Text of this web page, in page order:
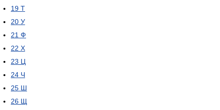
19 Т
20 У
21 Ф
22 Х
23 Ц
24 Ч
25 Ш
26 Щ